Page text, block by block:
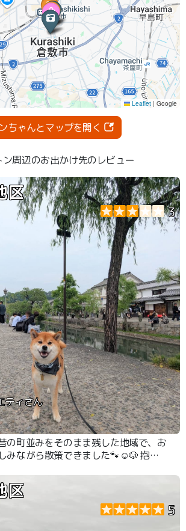
ちゃんとマップを開く
周辺のお出かけ先のレビュー
区
3
ティさん
の町並みをそのまま残した地域で、お
みながら散策できました🐾☺️🐶 抱っ
区
5